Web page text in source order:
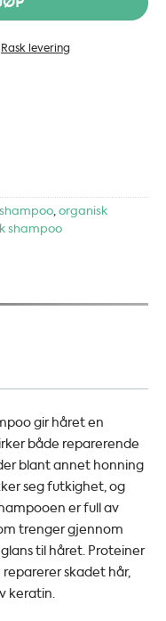
Rask levering
,organisk
shampoo
gir håret en
både reparerende
blant annet honning
seg futkighet, og
er full av
trenger gjennom
til håret. Proteiner
skadet hår,
keratin.